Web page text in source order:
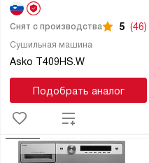
Сушильная машина
Asko T409HS.W
Снят с производства 5 (46)
Подобрать аналог